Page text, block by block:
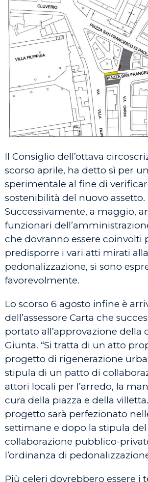
Il Consiglio dell’ottava
scorso aprile, ha detto sì per
sperimentale al fine di
sostenibilità del nuovo assetto.
Successivamente, a maggio,
funzionari
che dovranno essere coinvolti
predisporre i vari atti mirati alla
pedonalizzazione, si sono
favorevolmente.
Lo scorso 6 agosto infine è
dell’assessore Carta che
portato all’approvazione della
Giunta. “Si tratta di un atto
progetto di rigenerazione
stipula di un patto di
attori locali per l’arredo, la
cura della piazza e della
progetto sarà perfezionato
settimane e dopo la stipula
collaborazione pubblico-
l’ordinanza di
Più celeri dovrebbero essere i